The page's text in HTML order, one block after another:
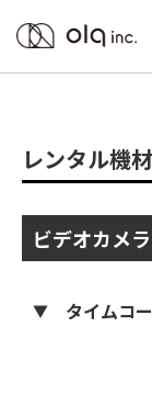
レンタル機
ビデオカメ
タイムコ